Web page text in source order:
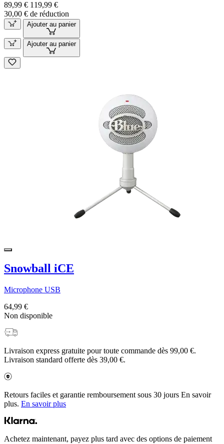
89,99 € 119,99 €
30,00 € de réduction
Ajouter au panier
Ajouter au panier
Snowball iCE
Microphone USB
64,99 €
Non disponible
Livraison express gratuite pour toute commande dès 99,00 €.
Livraison standard offerte dès 39,00 €.
Retours faciles et garantie remboursement sous 30 jours En savoir
plus. En savoir plus
Achetez maintenant, payez plus tard avec des options de paiement